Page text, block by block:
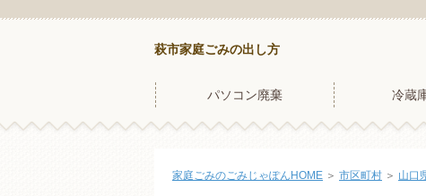
萩市家庭ごみの出し方
パソコン廃棄 冷蔵
家庭ごみのごみじゃぽんHOME ＞ 市区町村 ＞ 山口